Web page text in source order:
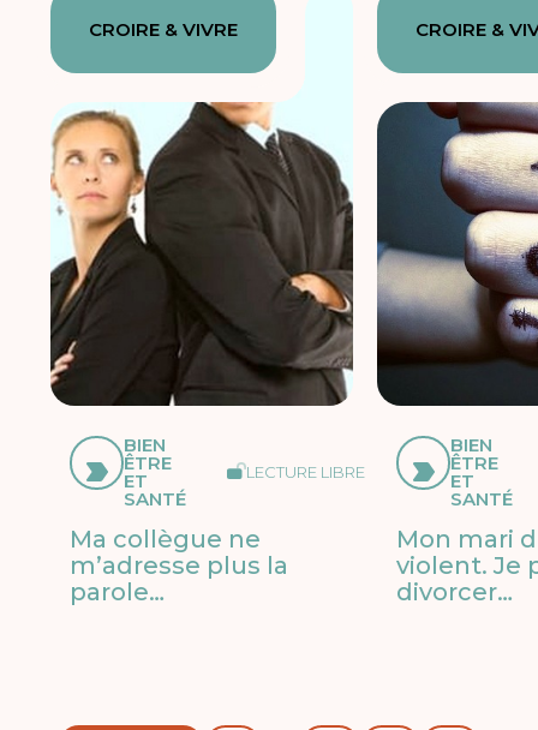
CROIRE & VIVRE
BIEN
ÊTRE
ET
SANTÉ
LECTURE LIBRE
Ma collègue ne
m’adresse plus la
parole…
CROIRE &
BIEN
ÊTRE
ET
SANTÉ
Mon mari
violent. Je
divorcer…